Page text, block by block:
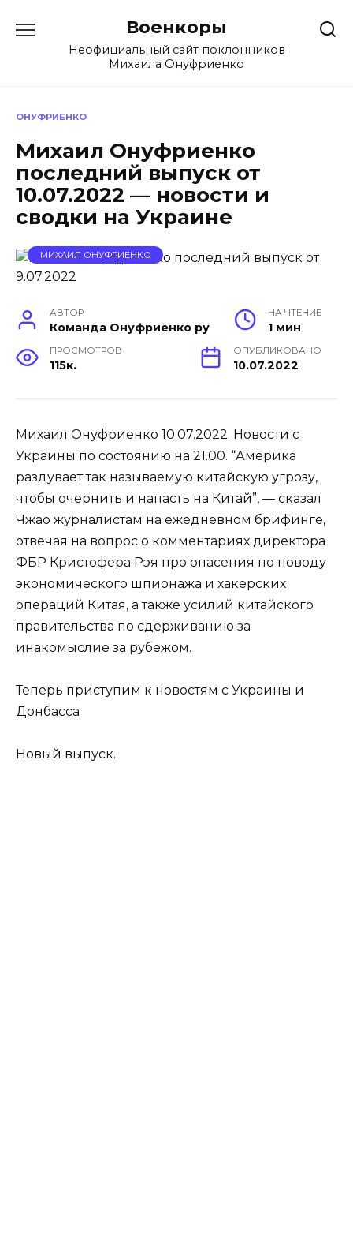
содержанию
Военкоры
Неофициальный сайт поклонников
Михаила Онуфриенко
ОНУФРИЕНКО
Михаил Онуфриенко
последний выпуск от
10.07.2022 — новости и
сводки на Украине
МИХАИЛ ОНУФРИЕНКО
АВТОР
Команда Онуфриенко ру
НА ЧТЕНИЕ
1 мин
ПРОСМОТРОВ
115к.
ОПУБЛИКОВАНО
10.07.2022
Михаил Онуфриенко 10.07.2022. Новости с
Украины по состоянию на 21.00. “Америка
раздувает так называемую китайскую угрозу,
чтобы очернить и напасть на Китай”, — сказал
Чжао журналистам на ежедневном брифинге,
отвечая на вопрос о комментариях директора
ФБР Кристофера Рэя про опасения по поводу
экономического шпионажа и хакерских
операций Китая, а также усилий китайского
правительства по сдерживанию за
инакомыслие за рубежом.
Теперь приступим к новостям с Украины и
Донбасса
Новый выпуск.